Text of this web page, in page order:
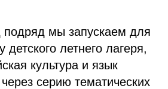
подряд мы запускаем для
детского летнего лагеря,
культура и язык
серию тематических